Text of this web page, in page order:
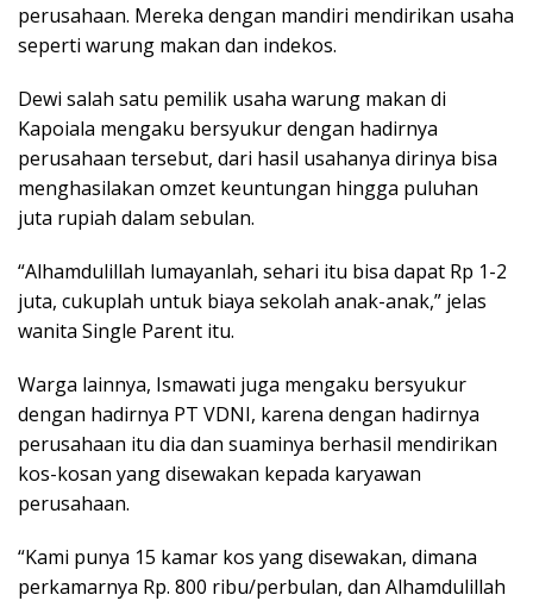
perusahaan. Mereka dengan mandiri mendirikan usaha
seperti warung makan dan indekos.
Dewi salah satu pemilik usaha warung makan di
Kapoiala mengaku bersyukur dengan hadirnya
perusahaan tersebut, dari hasil usahanya dirinya bisa
menghasilakan omzet keuntungan hingga puluhan
juta rupiah dalam sebulan.
“Alhamdulillah lumayanlah, sehari itu bisa dapat Rp 1-2
juta, cukuplah untuk biaya sekolah anak-anak,” jelas
wanita Single Parent itu.
Warga lainnya, Ismawati juga mengaku bersyukur
dengan hadirnya PT VDNI, karena dengan hadirnya
perusahaan itu dia dan suaminya berhasil mendirikan
kos-kosan yang disewakan kepada karyawan
perusahaan.
“Kami punya 15 kamar kos yang disewakan, dimana
perkamarnya Rp. 800 ribu/perbulan, dan Alhamdulillah